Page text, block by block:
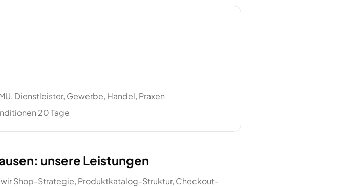
Dienstleister, Gewerbe, Handel, Praxen
20 Tage
unsere Leistungen
Shop-Strategie, Produktkatalog-Struktur, Checkout-